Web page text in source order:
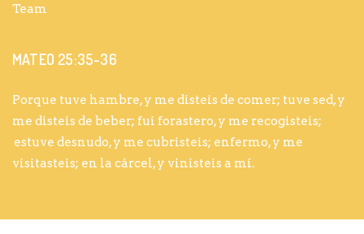
Team
MATEO 25:35-36
Porque tuve hambre, y me disteis de comer; tuve sed, y
me disteis de beber; fui forastero, y me recogisteis;
estuve desnudo, y me cubristeis; enfermo, y me
visitasteis; en la cárcel, y vinisteis a mí.